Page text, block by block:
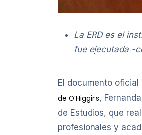
La ERD es el
fue ejecutada -
El documento oficial
de O’Higgins,
de Estudios, que
profesionales y